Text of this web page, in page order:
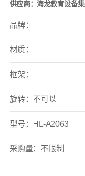
供应商：海龙教育设备
品牌：
材质：
框架：
旋转：不可以
型号：HL-A2063
采购量：不限制